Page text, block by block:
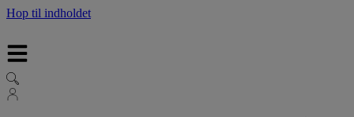
Hop til indholdet